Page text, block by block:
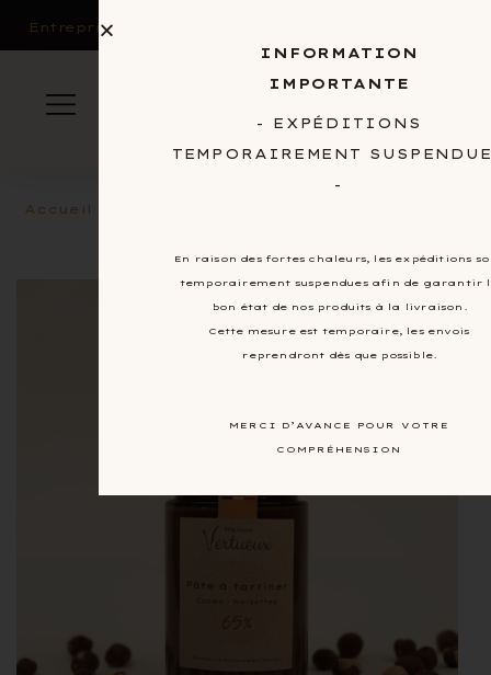
Entreprises et CSE
Accueil
INFORMATION
IMPORTANTE
- EXPÉDITIONS
TEMPORAIREMENT
-
En raison des fortes chaleurs, les expéditions
temporairement suspendues afin de garantir
bon état de nos produits à la livraison.
Cette mesure est temporaire, les envois
reprendront dès que possible.
MERCI D’AVANCE POUR VOTRE
COMPRÉHENSION